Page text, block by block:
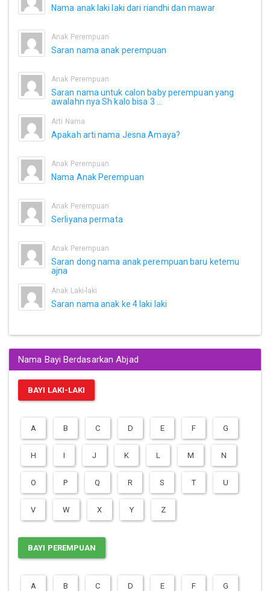
Nama anak laki laki dari riandhi dan mawar
Anak Perempuan
Saran nama anak perempuan
Anak Perempuan
Saran nama untuk calon baby perempuan yang
awalahn nya Sh kalo bisa 3 ...
Arti Nama
Apakah arti nama Jesna Amaya?
Anak Perempuan
Nama Anak Perempuan
Anak Perempuan
Serliyana permata
Anak Perempuan
Saran dong nama anak perempuan baru ketemu
ajna
Anak Laki-laki
Saran nama anak ke 4 laki laki
Nama Bayi Berdasarkan Abjad
BAYI LAKI-LAKI
A B C D E F G
H I J K L M N
O P Q R S T U
V W X Y Z
BAYI PEREMPUAN
A B C D E F G